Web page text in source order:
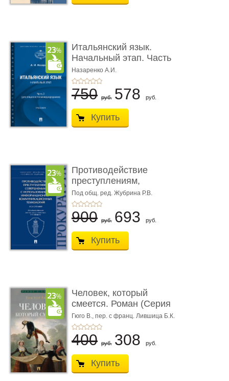
Итальянский язык.
Начальный этап. Часть
2. Учеб� ...
Назаренко А.И.
750 руб. 578 руб.
Купить
Противодействие
преступлениям,
совершаемым с ...
Под общ. ред. Жубрина Р.В.
900 руб. 693 руб.
Купить
Человек, который
смеется. Роман (Серия
«Роман с ...
Гюго В., пер. с франц. Лившица Б.К.
400 руб. 308 руб.
Купить